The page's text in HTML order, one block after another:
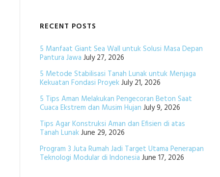
RECENT POSTS
5 Manfaat Giant Sea Wall untuk Solusi Masa Depan
Pantura Jawa July 27, 2026
5 Metode Stabilisasi Tanah Lunak untuk Menjaga
Kekuatan Fondasi ProyekJuly 21, 2026
5 Tips Aman Melakukan Pengecoran Beton Saat
Cuaca Ekstrem dan Musim Hujan July 9, 2026
Tips Agar Konstruksi Aman dan Efisien di atas
Tanah LunakJune 29, 2026
Program 3 Juta Rumah Jadi Target Utama Penerapan
Teknologi Modular di Indonesia June 17, 2026